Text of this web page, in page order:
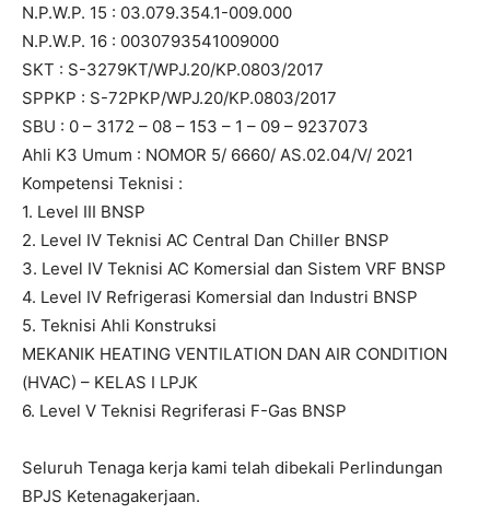
N.P.W.P. 15 : 03.079.354.1-009.000
N.P.W.P. 16 : 0030793541009000
SKT : S-3279KT/WPJ.20/KP.0803/2017
SPPKP : S-72PKP/WPJ.20/KP.0803/2017
SBU : 0 – 3172 – 08 – 153 – 1 – 09 – 9237073
Ahli K3 Umum : NOMOR 5/ 6660/ AS.02.04/V/ 2021
Kompetensi Teknisi :
1. Level III BNSP
2. Level IV Teknisi AC Central Dan Chiller BNSP
3. Level IV Teknisi AC Komersial dan Sistem VRF BNSP
4. Level IV Refrigerasi Komersial dan Industri BNSP
5. Teknisi Ahli Konstruksi
MEKANIK HEATING VENTILATION DAN AIR CONDITION
(HVAC) – KELAS I LPJK
6. Level V Teknisi Regriferasi F-Gas BNSP
Seluruh Tenaga kerja kami telah dibekali Perlindungan
BPJS Ketenagakerjaan.